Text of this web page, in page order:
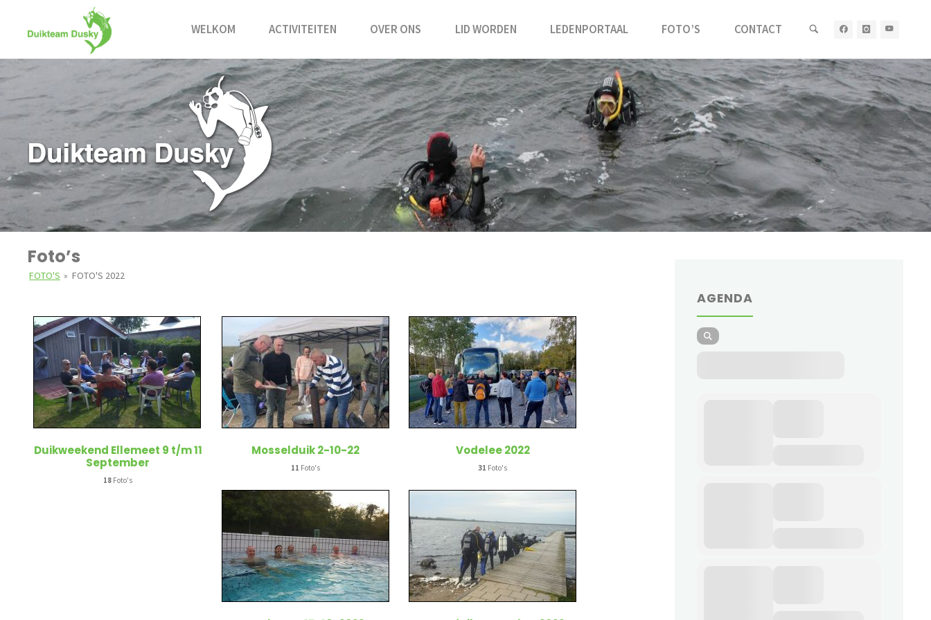
inhoud
WELKOM ACTIVITEITEN OVER ONS LID WORDEN LEDENPORTAAL FOTO’S CONTACT
Foto’s
FOTO'S » FOTO'S 2022
Duikweekend Ellemeet 9 t/m 11
September
18 Foto's
Mosselduik 2-10-22
11 Foto's
Vodelee 2022
31 Foto's
AGENDA